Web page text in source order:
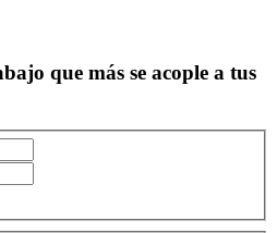
que más se acople a tus